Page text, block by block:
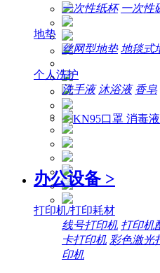
一次性纸杯 一次性
地垫
丝网型地垫 地毯式
个人洗护
洗手液 沐浴液 香皂
办公设备 >
打印机/打印耗材
线号打印机 打印机
卡打印机 彩色激光
印机